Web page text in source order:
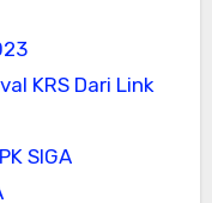
KRS Dari Link
SIGA